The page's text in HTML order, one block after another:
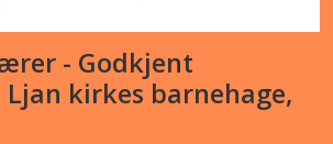
- Godkjent
kirkes barnehage,